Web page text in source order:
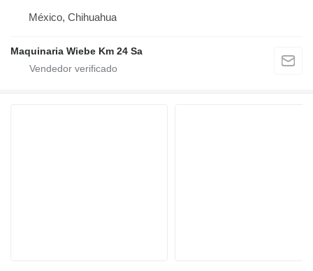
México, Chihuahua
Maquinaria Wiebe Km 24 Sa